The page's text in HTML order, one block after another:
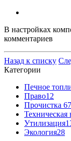
В настройках
комментариев
Назад к списку
Категории
Печное
Право12
Прочистка 67
Техническая
Утилизация
Экология28